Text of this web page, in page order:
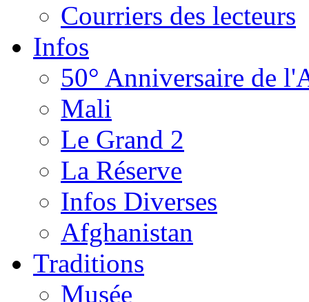
Courriers des lecteurs
Infos
50° Anniversaire de
Mali
Le Grand 2
La Réserve
Infos Diverses
Afghanistan
Traditions
Musée